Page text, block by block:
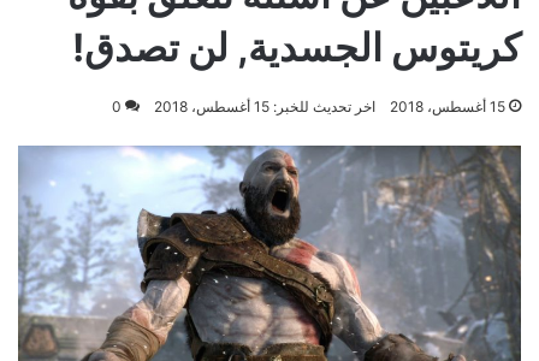
كريتوس الجسدية, لن تصدق!
15 أغسطس، 2018 اخر تحديث للخبر: 15 أغسطس، 2018 0